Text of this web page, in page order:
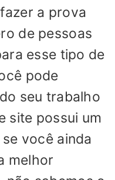
a prova
de pessoas
esse tipo de
pode
seu trabalho
site possui um
você ainda
melhor